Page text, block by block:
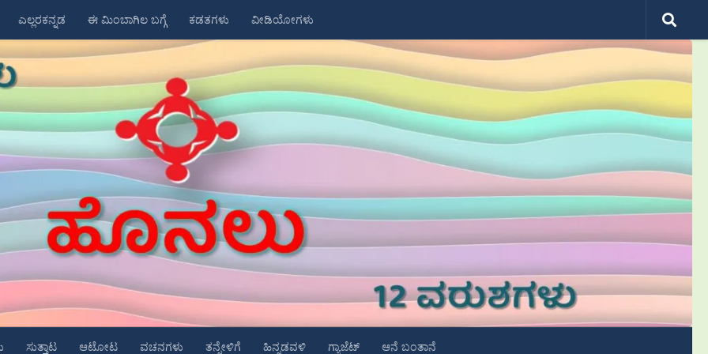
ಎಲ್ಲರಕನ್ನಡ ಈ ಮಿಂಬಾಗಿಲ ಬಗ್ಗೆ ಕಡತಗಳು ವೀಡಿಯೋಗಳು
ಸುತ್ತಾಟ ಆಟೋಟ ವಚನಗಳು ತನ್ನೇಳಿಗೆ ಹಿನ್ನಡವಳಿ ಗ್ಯಾಜೆಟ್ ಆನೆ ಬಂತಾನೆ